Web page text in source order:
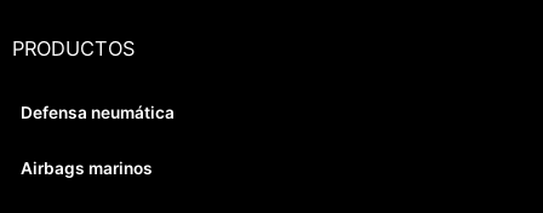
PRODUCTOS
Defensa neumática
Airbags marinos